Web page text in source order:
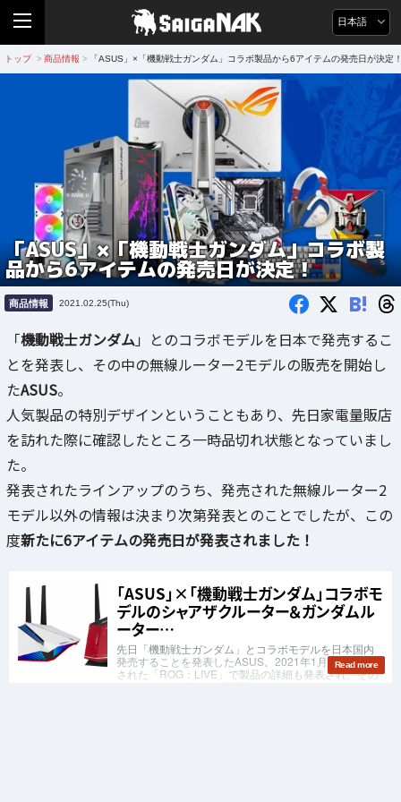
日本語
トップ > 商品情報 > 「ASUS」×「機動戦士ガンダム」コラボ製品から6アイテムの発売日が決定
「ASUS」×「機動戦士ガンダム」コラボ製
品から6アイテムの発売日が決定！
商品情報 2021.02.25(Thu) B!
「機動戦士ガンダム」とのコラボモデルを日本で発売するこ
とを発表し、その中の無線ルーター2モデルの販売を開始し
たASUS。
人気製品の特別デザインということもあり、先日家電量販店
を訪れた際に確認したところ一時品切れ状態となっていまし
た。
発表されたラインアップのうち、発売された無線ルーター2
モデル以外の情報は決まり次第発表とのことでしたが、この
度新たに6アイテムの発売日が発表されました！